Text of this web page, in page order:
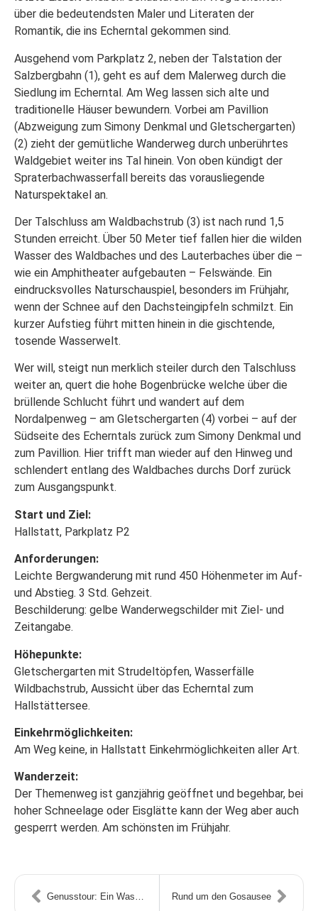
über die bedeutendsten Maler und Literaten der
Romantik, die ins Echerntal gekommen sind.
Ausgehend vom Parkplatz 2, neben der Talstation der
Salzbergbahn (1), geht es auf dem Malerweg durch die
Siedlung im Echerntal. Am Weg lassen sich alte und
traditionelle Häuser bewundern. Vorbei am Pavillion
(Abzweigung zum Simony Denkmal und Gletschergarten)
(2) zieht der gemütliche Wanderweg durch unberührtes
Waldgebiet weiter ins Tal hinein. Von oben kündigt der
Spraterbachwasserfall bereits das vorausliegende
Naturspektakel an.
Der Talschluss am Waldbachstrub (3) ist nach rund 1,5
Stunden erreicht. Über 50 Meter tief fallen hier die wilden
Wasser des Waldbaches und des Lauterbaches über die –
wie ein Amphitheater aufgebauten – Felswände. Ein
eindrucksvolles Naturschauspiel, besonders im Frühjahr,
wenn der Schnee auf den Dachsteingipfeln schmilzt. Ein
kurzer Aufstieg führt mitten hinein in die gischtende,
tosende Wasserwelt.
Wer will, steigt nun merklich steiler durch den Talschluss
weiter an, quert die hohe Bogenbrücke welche über die
brüllende Schlucht führt und wandert auf dem
Nordalpenweg – am Gletschergarten (4) vorbei – auf der
Südseite des Echerntals zurück zum Simony Denkmal und
zum Pavillion. Hier trifft man wieder auf den Hinweg und
schlendert entlang des Waldbaches durchs Dorf zurück
zum Ausgangspunkt.
Start und Ziel:
Hallstatt, Parkplatz P2
Anforderungen:
Leichte Bergwanderung mit rund 450 Höhenmeter im Auf-
und Abstieg. 3 Std. Gehzeit.
Beschilderung: gelbe Wanderwegschilder mit Ziel- und
Zeitangabe.
Höhepunkte:
Gletschergarten mit Strudeltöpfen, Wasserfälle
Wildbachstrub, Aussicht über das Echerntal zum
Hallstättersee.
Einkehrmöglichkeiten:
Am Weg keine, in Hallstatt Einkehrmöglichkeiten aller Art.
Wanderzeit:
Der Themenweg ist ganzjährig geöffnet und begehbar, bei
hoher Schneelage oder Eisglätte kann der Weg aber auch
gesperrt werden. Am schönsten im Frühjahr.
Rund um den Gosausee